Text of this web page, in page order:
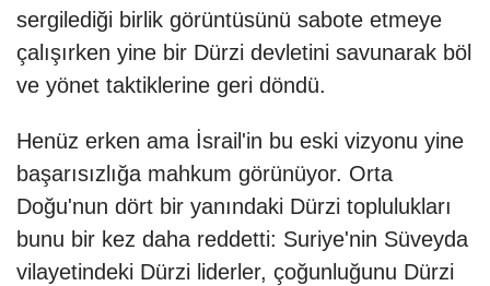
sergilediği birlik görüntüsünü sabote etmeye
çalışırken yine bir Dürzi devletini savunarak böl
ve yönet taktiklerine geri döndü.
Henüz erken ama İsrail'in bu eski vizyonu yine
başarısızlığa mahkum görünüyor. Orta
Doğu'nun dört bir yanındaki Dürzi toplulukları
bunu bir kez daha reddetti: Suriye'nin Süveyda
vilayetindeki Dürzi liderler, çoğunluğunu Dürzi